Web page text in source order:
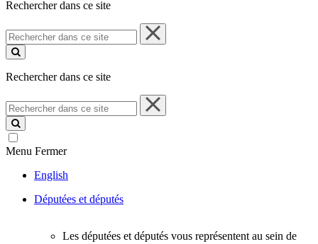
Rechercher dans ce site
Rechercher
dans
ce
Rechercher dans ce site
Rechercher
dans
ce
site
Menu Fermer
English
Députées et députés
Les députées et députés vous représentent au sein de